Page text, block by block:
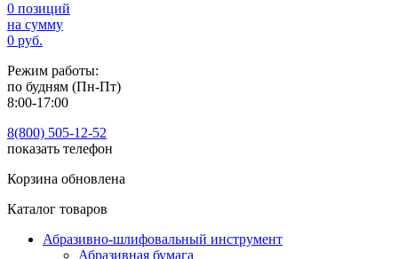
0 позиций
на сумму
0 руб.
Режим работы:
по будням (Пн-Пт)
8:00-17:00
8(800) 505-12-52
показать телефон
Корзина обновлена
Каталог товаров
Абразивно-шлифовальный инструмент
Абразивная бумага